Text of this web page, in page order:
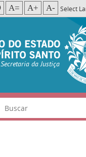
A= A+ A- Select
Secretaria da Justiça